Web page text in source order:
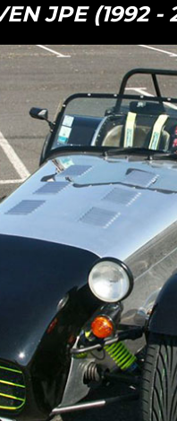
JPE (1992 -